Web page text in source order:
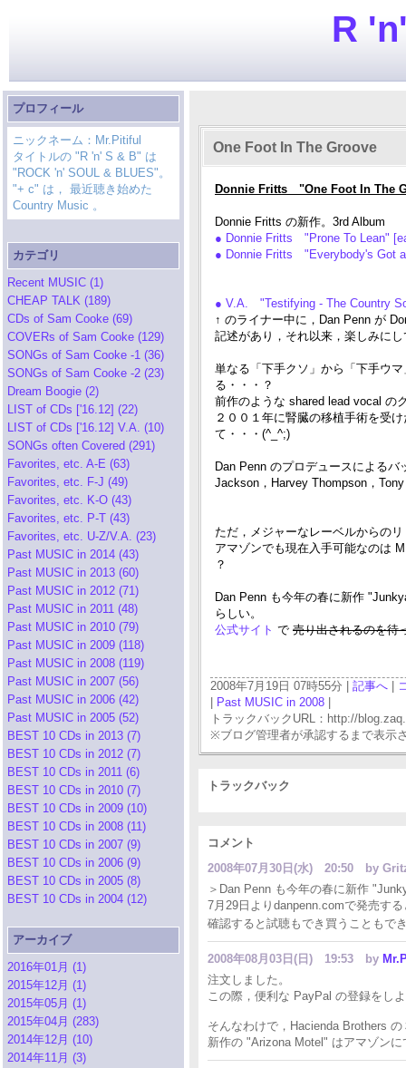
R
プロフィール
ニックネーム：Mr.Pitiful
タイトルの "R 'n' S & B" は
"ROCK 'n' SOUL & BLUES"。
"+ c" は， 最近聴き始めた
Country Music 。
カテゴリ
Recent MUSIC (1)
CHEAP TALK (189)
CDs of Sam Cooke (69)
COVERs of Sam Cooke (129)
SONGs of Sam Cooke -1 (36)
SONGs of Sam Cooke -2 (23)
Dream Boogie (2)
LIST of CDs ['16.12] (22)
LIST of CDs ['16.12] V.A. (10)
SONGs often Covered (291)
Favorites, etc. A-E (63)
Favorites, etc. F-J (49)
Favorites, etc. K-O (43)
Favorites, etc. P-T (43)
Favorites, etc. U-Z/V.A. (23)
Past MUSIC in 2014 (43)
Past MUSIC in 2013 (60)
Past MUSIC in 2012 (71)
Past MUSIC in 2011 (48)
Past MUSIC in 2010 (79)
Past MUSIC in 2009 (118)
Past MUSIC in 2008 (119)
Past MUSIC in 2007 (56)
Past MUSIC in 2006 (42)
Past MUSIC in 2005 (52)
BEST 10 CDs in 2013 (7)
BEST 10 CDs in 2012 (7)
BEST 10 CDs in 2011 (6)
BEST 10 CDs in 2010 (7)
BEST 10 CDs in 2009 (10)
BEST 10 CDs in 2008 (11)
BEST 10 CDs in 2007 (9)
BEST 10 CDs in 2006 (9)
BEST 10 CDs in 2005 (8)
BEST 10 CDs in 2004 (12)
アーカイブ
2016年01月 (1)
2015年12月 (1)
2015年05月 (1)
2015年04月 (283)
2014年12月 (10)
2014年11月 (3)
One Foot In The Groove
Donnie Fritts "One Foot In The
Donnie Fritts の新作。3rd Album
● Donnie Fritts "Prone To Lean"
● Donnie Fritts "Everybody's Got
● V.A. "Testifying - The Country
↑ のライナー中に，Dan Penn が
記述があり，それ以来，楽しみに
単なる「下手クソ」から「下手ウ
る・・・？
前作のような shared lead vocal の
２００１年に腎臓の移植手術を受
て・・・(^_^;)
Dan Penn のプロデュースによる
Jackson，Harvey Thompson，
ただ，メジャーなレーベルからの
アマゾンでも現在入手可能なのは
？
Dan Penn も今年の春に新作
らしい。
公式サイト で 売り出されるのを待
2008年7月19日 07時55分 | 記事へ
Past MUSIC in 2008
トラックバックURL：http://
※ブログ管理者が承認するまで表示
トラックバック
コメント
2008年07月30日(水) 20:50 by
＞Dan Penn も今年の春に新作
7月29日よりdanpenn.comで発売す
確認すると試聴もでき買うことも
2008年08月03日(日) 19:53 by
注文しました。
この際，便利な PayPal の登録をし
そんなわけで，Hacienda Brothers
新作の "Arizona Motel" はアマゾン